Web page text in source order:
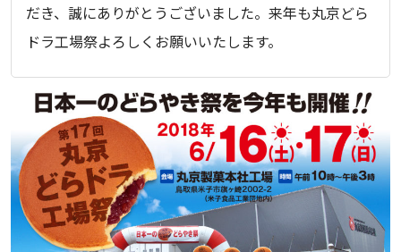
だき、誠にありがとうございました。来年も丸京どら
ドラ工場祭よろしくお願いいたします。